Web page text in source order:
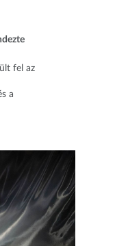
fel az
a